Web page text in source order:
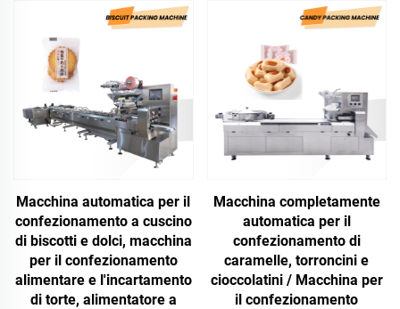
Macchina automatica per il
confezionamento a cuscino
di biscotti e dolci, macchina
per il confezionamento
alimentare e l'incartamento
di torte, alimentatore a
Macchina completamente
automatica per il
confezionamento di
caramelle, torroncini e
cioccolatini / Macchina per
il confezionamento